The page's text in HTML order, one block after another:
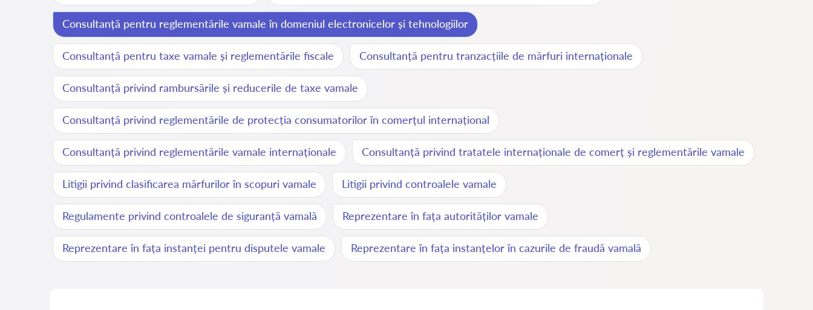
Consultanță pentru reglementările vamale în domeniul electronicelor și tehnologiilor
Consultanță pentru taxe vamale și reglementările fiscale Consultanță pentru tranzacțiile de mărfuri internaționale
Consultanță privind rambursările și reducerile de taxe vamale
Consultanță privind reglementările de protecția consumatorilor în comerțul internațional
Consultanță privind reglementările vamale internaționale Consultanță privind tratatele internaționale de comerț și reglementările vamale
Litigii privind clasificarea mărfurilor în scopuri vamale Litigii privind controalele vamale
Regulamente privind controalele de siguranță vamală Reprezentare în fața autorităților vamale
Reprezentare în fața instanței pentru disputele vamale Reprezentare în fața instanțelor în cazurile de fraudă vamală